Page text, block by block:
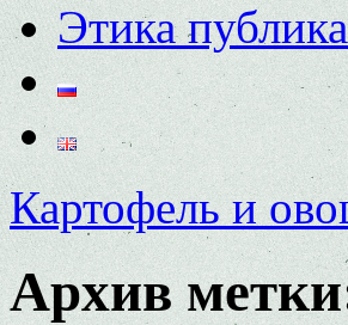
Этика
Картофель и
Архив